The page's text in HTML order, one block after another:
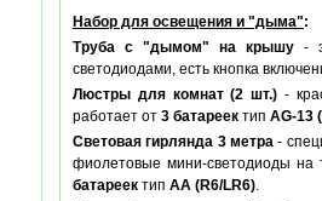
Набор для освещения и "дыма":
Труба с "дымом" на крышу -
светодиодами, есть кнопка
Люстры для комнат (2 шт.) -
работает от 3 батареек тип AG-13
Световая гирлянда 3 метра-
фиолетовые мини-светодиоды на
батареек тип AA (R6/LR6).